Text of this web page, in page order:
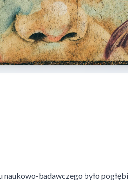
naukowo-badawczego było